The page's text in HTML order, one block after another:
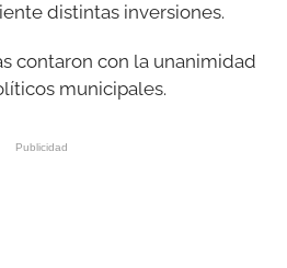
distintas inversiones.
contaron con la unanimidad
municipales.